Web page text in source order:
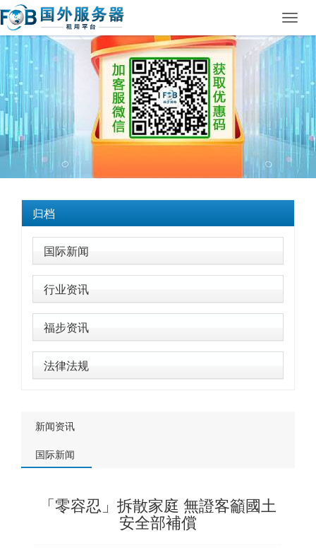
归档
国际新闻
行业资讯
福步资讯
法律法规
新闻资讯
国际新闻
「零容忍」拆散家庭 無證客籲國土
安全部補償